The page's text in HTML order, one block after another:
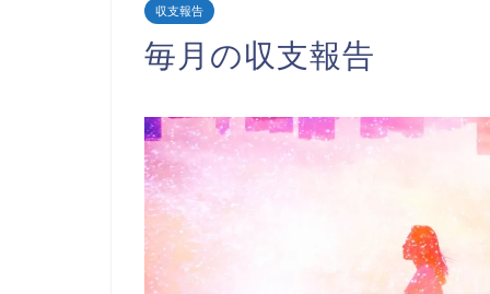
収支報告
毎月の収支報告